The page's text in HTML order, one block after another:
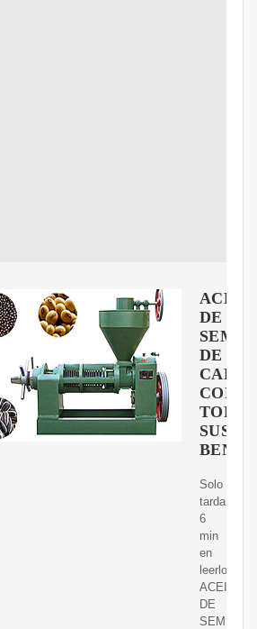
DE
DE
SUS
Solo
tardarás
6
min
en
leerlo
ACEITE
DE
SEMILLAS